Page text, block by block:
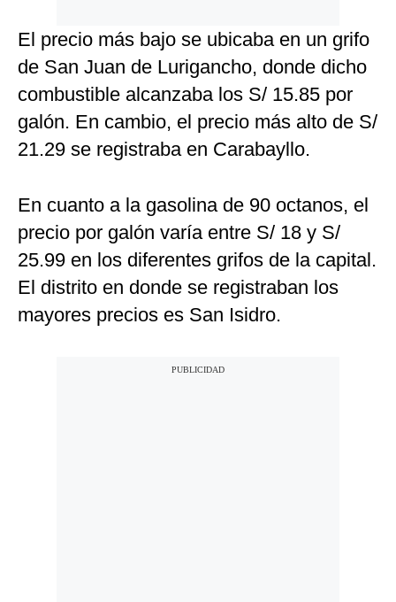
El precio más bajo se ubicaba en un grifo
de San Juan de Lurigancho, donde dicho
combustible alcanzaba los S/ 15.85 por
galón. En cambio, el precio más alto de S/
21.29 se registraba en Carabayllo.
En cuanto a la gasolina de 90 octanos, el
precio por galón varía entre S/ 18 y S/
25.99 en los diferentes grifos de la capital.
El distrito en donde se registraban los
mayores precios es San Isidro.